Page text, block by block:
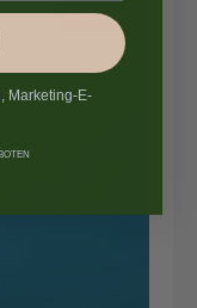
BRUCH
Marketing-E-